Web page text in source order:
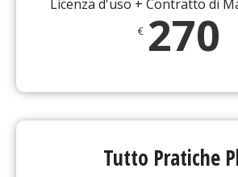
Licenza d'uso + Contratto di
€ 270
Tutto Pratiche